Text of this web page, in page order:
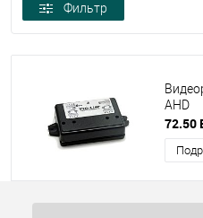
Фильтр
AHD
72.50